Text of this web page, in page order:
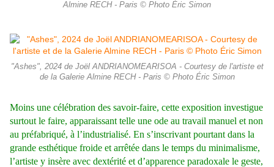
Almine RECH - Paris © Photo Éric Simon
"Ashes", 2024 de Joël ANDRIANOMEARISOA - Courtesy de l'artiste et
de la Galerie Almine RECH - Paris © Photo Éric Simon
Moins une célébration des savoir-faire, cette exposition investigue
surtout le faire, apparaissant telle une ode au travail manuel et non
au préfabriqué, à l’industrialisé. En s’inscrivant pourtant dans la
grande esthétique froide et arrêtée dans le temps du minimalisme,
l’artiste y insère avec dextérité et d’apparence paradoxale le geste,